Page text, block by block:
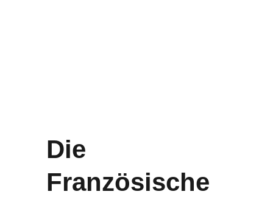
Die
Französische